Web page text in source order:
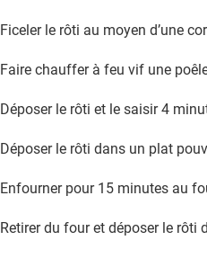
Ficeler le rôti au moyen d’une
Faire chauffer à feu vif une
Déposer le rôti et le saisir 4
Déposer le rôti dans un plat
Enfourner pour 15 minutes au
Retirer du four et déposer le rôti